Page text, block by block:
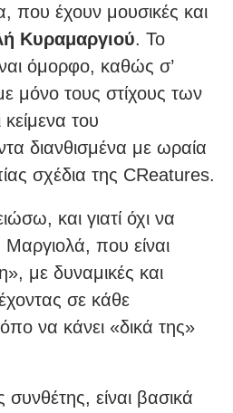
που έχουν μουσικές και
Κυραμαργιού. Το
όμορφο, καθώς σ’
μόνο τους στίχους των
του
διανθισμένα με ωραία
σχέδια της CReatures.
και γιατί όχι να
που είναι
με δυναμικές και
σε κάθε
να κάνει «δικά της»
είναι βασικά